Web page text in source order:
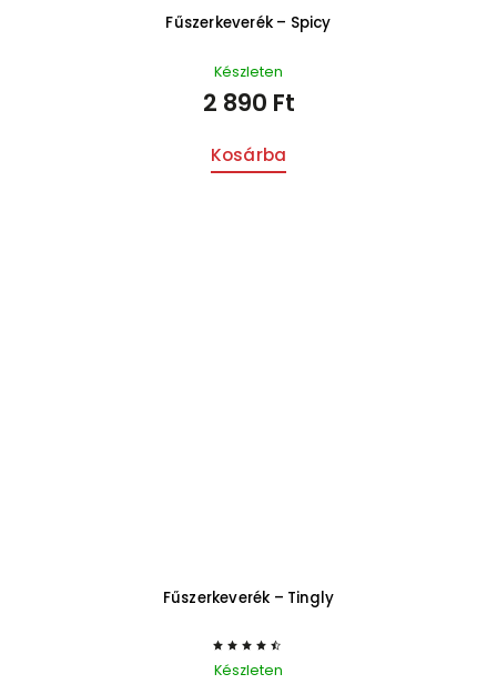
Fűszerkeverék – Spicy
Készleten
2 890 Ft
Kosárba
Fűszerkeverék – Tingly
Készleten